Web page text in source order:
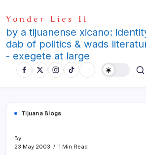
to
content
Yonder Lies It
by a tijuanense xicano:
dab of politics & wads
- exegete at large
Tijuana Blogs
By
23 May 2003
1 Min Read